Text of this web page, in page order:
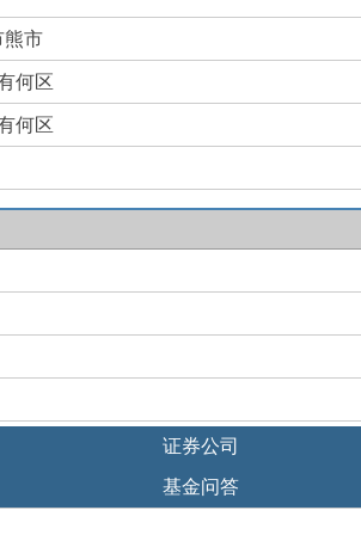
熊市
何区
何区
证券公司
基金问答